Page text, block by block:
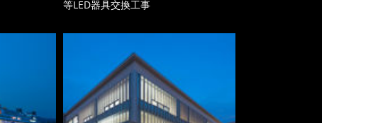
等LED器具交換工事